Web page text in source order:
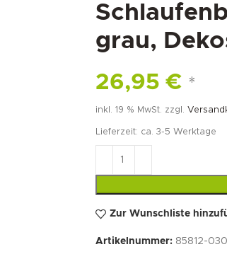
grau,
26,95€ *
inkl. 19 % MwSt. zzgl.
Lieferzeit: ca. 3-5 Werktage
Zur Wunschliste
Artikelnummer: 85812-